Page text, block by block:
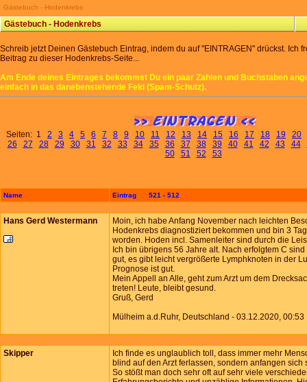
Gästebuch - Hodenkrebs
Gästebuch - Hodenkrebs
Schreib jetzt Deinen Gästebuch Eintrag, indem du auf "EINTRAGEN" drückst. Ich
Beitrag zu dieser Hodenkrebs-Seite...
Am Ende deines Eintrages bekommst Du ein paar Zahlen und Buchstaben
einfach in das danebenstehende Feld (Spam-Schutz).
Seiten: 1 2 3 4 5 6 7 8 9 10 11 12 13 14 15 16 17 18 19
20
26
27 28 29 30 31 32 33 34 35 36 37 38 39 40 41 42 43 44
50
51 52 53
Name Eintrag 521 - 512
Hans Gerd Westermann
Moin, ich habe Anfang November nach leichten
Hodenkrebs diagnostiziert bekommen und bin 3
worden. Hoden incl. Samenleiter sind durch die
Ich bin übrigens 56 Jahre alt. Nach erfolgtem C
gut, es gibt leicht vergrößerte Lymphknoten in der
Prognose ist gut.
Mein Appell an Alle, geht zum Arzt um dem
treten! Leute, bleibt gesund.
Gruß, Gerd
Mülheim a.d.Ruhr, Deutschland - 03.12.2020, 00:53
Skipper
Ich finde es unglaublich toll, dass immer mehr
blind auf den Arzt ferlassen, sondern anfangen sich
So stößt man doch sehr oft auf sehr viele